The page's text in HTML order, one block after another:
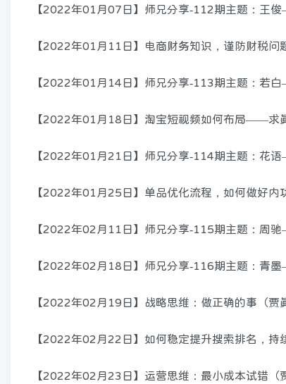
【2022年01月07日】师兄分享-112期主题：王
【2022年01月11日】电商财务知识，谨防财税
【2022年01月14日】师兄分享-113期主题：若
【2022年01月18日】淘宝短视频如何布局——求
【2022年01月21日】师兄分享-114期主题：花语
【2022年01月25日】单品优化流程，如何做好
【2022年02月11日】师兄分享-115期主题：周驰
【2022年02月18日】师兄分享-116期主题：青
【2022年02月19日】战略思维：做正确的事（贾
【2022年02月22日】如何稳定提升搜索排名，
【2022年02月23日】运营思维：最小成本试错（